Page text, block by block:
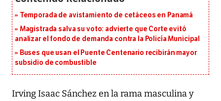
Temporada de avistamiento de cetáceos en Panamá
Magistrada salva su voto: advierte que Corte evitó
analizar el fondo de demanda contra la Policía Municipal
Buses que usan el Puente Centenario recibirán mayor
subsidio de combustible
Irving Isaac Sánchez en la rama masculina y